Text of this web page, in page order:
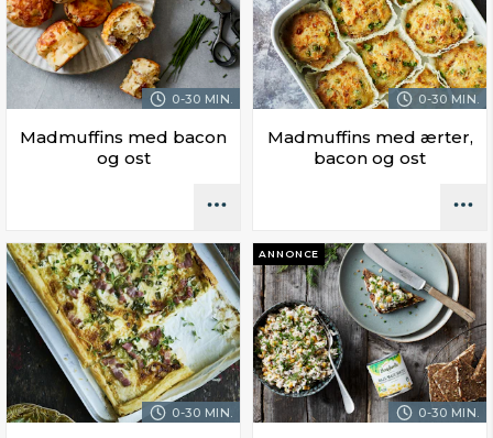
0-30 MIN.
Madmuffins med bacon
og ost
0-30 MIN.
Madmuffins med ærter,
bacon og ost
0-30 MIN. 0-30 MIN.
ANNONCE